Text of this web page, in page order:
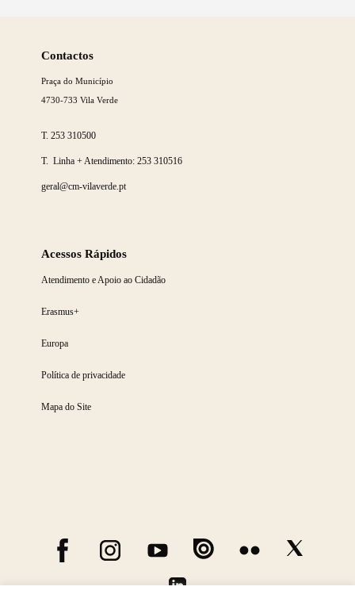
Contactos
Praça do Município
4730-733 Vila Verde
T.253 310500
T. Linha + Atendimento: 253 310516
geral@cm-vilaverde.pt
Acessos Rápidos
Atendimento e Apoio ao Cidadão
Erasmus+
Europa
Política de privacidade
Mapa do Site